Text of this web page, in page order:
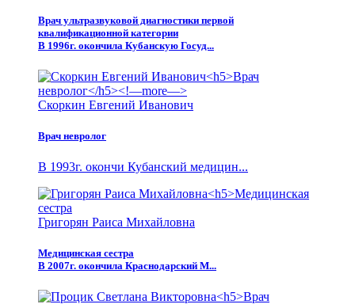
Врач ультразвуковой диагностики первой
квалификационной категории
В 1996г. окончила Кубанскую Госуд...
Скоркин Евгений Иванович
Врач невролог
В 1993г. окончи Кубанский медицин...
Григорян Раиса Михайловна
Медицинская сестра
В 2007г. окончила Краснодарский М...